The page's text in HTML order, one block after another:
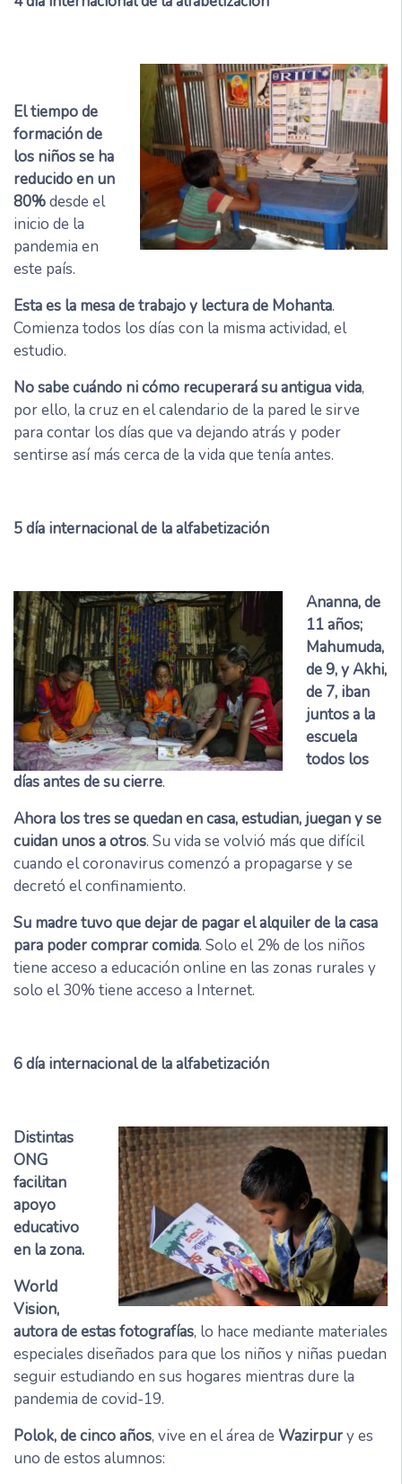
El tiempo de
formación de
los niños se ha
reducido en un
80%desde el
inicio de la
pandemia en
este país.
Esta es la mesa de trabajo y lectura de Mohanta.
Comienza todos los días con la misma actividad, el
estudio.
No sabe cuándo ni cómo recuperará su antigua vida,
por ello, la cruz en el calendario de la pared le sirve
para contar los días que va dejando atrás y poder
sentirse así más cerca de la vida que tenía antes.
5día internacional de la alfabetización
Ananna, de
11 años;
Mahumuda,
de 9, y Akhi,
de 7, iban
juntos a la
escuela
todos los
días antes de su cierre.
Ahora los tres se quedan en casa, estudian, juegan y se
cuidan unos a otros. Su vida se volvió más que difícil
cuando el coronavirus comenzó a propagarse y se
decretó el confinamiento.
Su madre tuvo que dejar de pagar el alquiler de la casa
para poder comprar comida. Solo el 2% de los niños
tiene acceso a educación online en las zonas rurales y
solo el 30% tiene acceso a Internet.
6día internacional de la alfabetización
Distintas
ONG
facilitan
apoyo
educativo
en la zona.
World
Vision,
autora de estas fotografías, lo hace mediante materiales
especiales diseñados para que los niños y niñas puedan
seguir estudiando en sus hogares mientras dure la
pandemia de covid-19.
Polok, de cinco años, vive en el área de Wazirpury es
uno de estos alumnos: